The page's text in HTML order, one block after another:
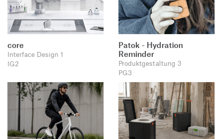
core
Interface Design 1
IG2
Patok - Hydration
Reminder
Produktgestaltung 3
PG3